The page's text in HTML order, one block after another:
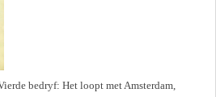
bedryf: Het loopt met Amsterdam,